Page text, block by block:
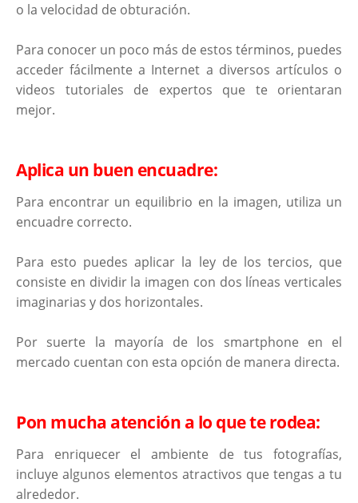
o la velocidad de obturación.
Para conocer un poco más de estos términos, puedes
acceder fácilmente a Internet a diversos artículos o
videos tutoriales de expertos que te orientaran
mejor.
Aplica un buen encuadre:
Para encontrar un equilibrio en la imagen, utiliza un
encuadre correcto.
Para esto puedes aplicar la ley de los tercios, que
consiste en dividir la imagen con dos líneas verticales
imaginarias y dos horizontales.
Por suerte la mayoría de los smartphone en el
mercado cuentan con esta opción de manera directa.
Pon mucha atención a lo que te rodea:
Para enriquecer el ambiente de tus fotografías,
incluye algunos elementos atractivos que tengas a tu
alrededor.